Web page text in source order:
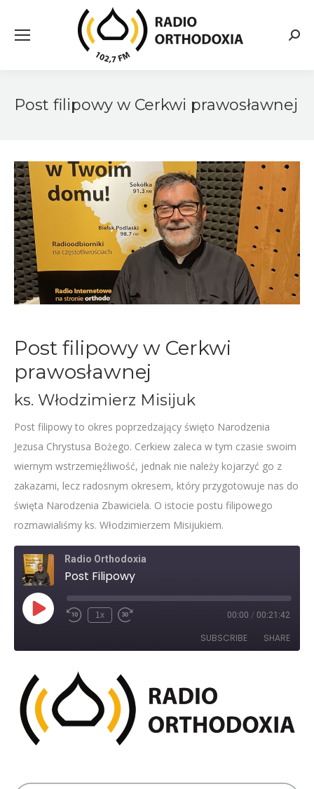
Post filipowy w Cerkwi prawosławnej
Post filipowy w Cerkwi
prawosławnej
ks. Włodzimierz Misijuk
Post filipowy to okres poprzedzający święto Narodzenia
Jezusa Chrystusa Bożego. Cerkiew zaleca w tym czasie swoim
wiernym wstrzemięźliwość, jednak nie należy kojarzyć go z
zakazami, lecz radosnym okresem, który przygotowuje nas do
święta Narodzenia Zbawiciela. O istocie postu filipowego
rozmawialiśmy ks. Włodzimierzem Misijukiem.
Radio Orthodoxia
Post Filipowy
Play
EpisodeRewind
1x
Fast
seconds
00:00 / 00:21:42
SUBSCRIBE SHARE
RSS FEED
SHARE
LINK
EMBED